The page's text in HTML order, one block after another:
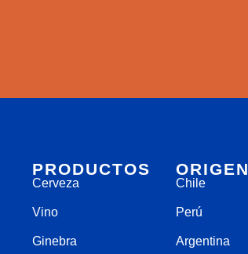
PRODUCTOS
Cerveza
Vino
Ginebra
ORIGEN
Chile
Perú
Argentina